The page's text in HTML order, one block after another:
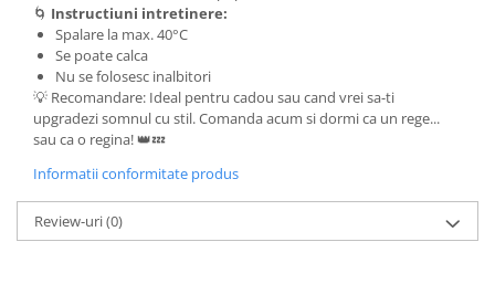
🌀 Instructiuni intretinere:
Spalare la max. 40°C
Se poate calca
Nu se folosesc inalbitori
💡 Recomandare: Ideal pentru cadou sau cand vrei sa-ti
upgradezi somnul cu stil. Comanda acum si dormi ca un rege...
sau ca o regina! 👑💤
Informatii conformitate produs
Review-uri(0)